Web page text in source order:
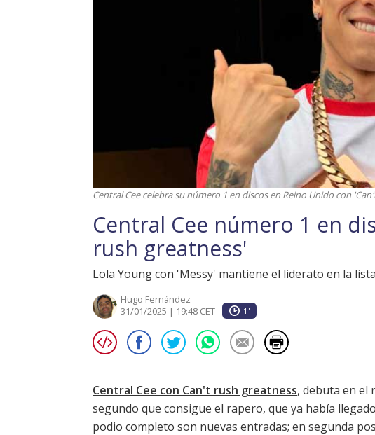
Central Cee celebra su número 1 en discos en Reino Unido con
Central Cee número 1 en
rush greatness'
Lola Young con 'Messy' mantiene el liderato en la
Hugo Fernández
31/01/2025 | 19:48 CET
1'
Central Cee con Can't rush greatness, debuta en el
segundo que consigue el rapero, que ya había
podio completo son nuevas entradas; en segunda